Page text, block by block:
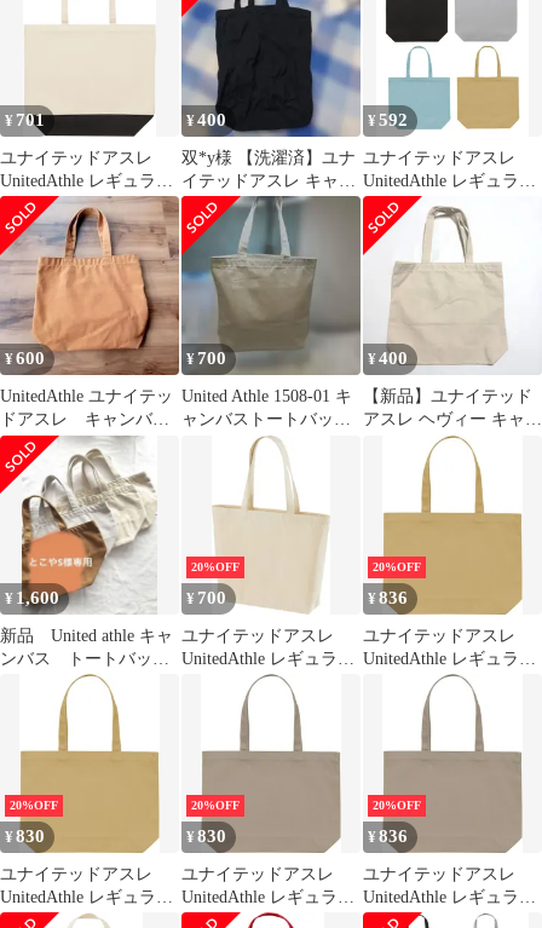
綿 コットン 通販 A4 布
おしゃれ
(146001km-5204)、ナチ
ュラル/Lグレー
¥ 701
ユナイテッドアスレ
UnitedAthle レギュラー
キャンバス トートバッ
グ 146001KL 5202 ナチ
ュラル/ブラック
¥400
双*y様 【洗濯済】ユナ
イテッドアスレ キャン
バストート Mサイズ ブ
ラック ×
¥592
ユナイテッドアスレ
UnitedAthle レギュラー
キャンバス トートバッ
グ 146001CL 742 オフピ
ンク
¥600
UnitedAthle ユナイテッ
ドアスレ キャンバス
トートバック ブラウ
ン
¥700
United Athle 1508-01 キ
ャンバストートバッグ
無地 未使用
¥400
【新品】ユナイテッド
アスレ ヘヴィー キャン
バス トートバッグ
¥ 1,600
新品 United athle キャ
ンバス トートバッ
グ 4セット 20×36
20%OFF
¥ 700
ユナイテッドアスレ
UnitedAthle レギュラー
キャンバス トートバッ
20%OFF
¥836
ユナイテッドアスレ
UnitedAthle レギュラー
キャンバス トートバッ
20%OFF
¥830
ユナイテッドアスレ
UnitedAthle レギュラー
キャンバス トートバッ
20%OFF
¥830
ユナイテッドアスレ
UnitedAthle レギュラー
キャンバス トートバッ
20%OFF
¥836
ユナイテッドアスレ
UnitedAthle レギュラー
キャンバス トートバッ